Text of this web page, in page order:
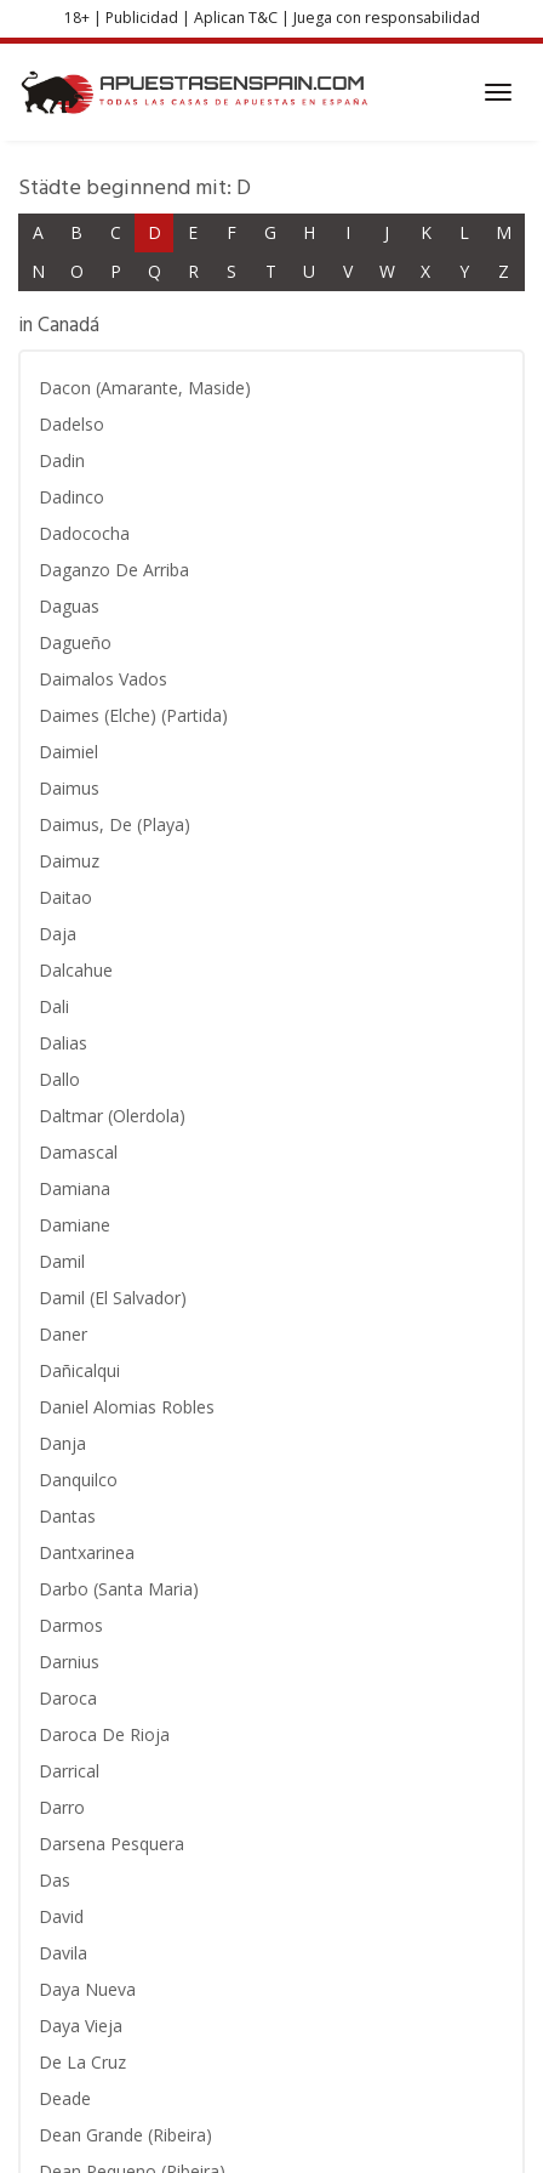
to
content
18+ | Publicidad | Aplican T&C | Juega con responsabilidad
Städte beginnend mit: D
A B C D E F G H I J K L
M
N
O P Q R S T U V W X Y Z
in Canadá
Dacon (Amarante, Maside)
Dadelso
Dadin
Dadinco
Dadococha
Daganzo De Arriba
Daguas
Dagueño
Daimalos Vados
Daimes (Elche) (Partida)
Daimiel
Daimus
Daimus, De (Playa)
Daimuz
Daitao
Daja
Dalcahue
Dali
Dalias
Dallo
Daltmar (Olerdola)
Damascal
Damiana
Damiane
Damil
Damil (El Salvador)
Daner
Dañicalqui
Daniel Alomias Robles
Danja
Danquilco
Dantas
Dantxarinea
Darbo (Santa Maria)
Darmos
Darnius
Daroca
Daroca De Rioja
Darrical
Darro
Darsena Pesquera
Das
David
Davila
Daya Nueva
Daya Vieja
De La Cruz
Deade
Dean Grande (Ribeira)